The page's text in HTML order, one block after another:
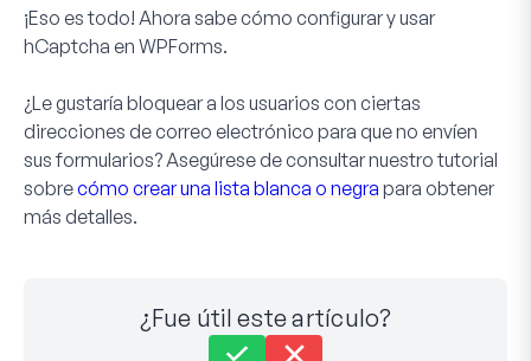
¡Eso es todo! Ahora sabe cómo configurar y usar
hCaptcha en WPForms.
¿Le gustaría bloquear a los usuarios con ciertas
direcciones de correo electrónico para que no envíen
sus formularios? Asegúrese de consultar nuestro tutorial
sobrecómo crear una lista blanca o negra para obtener
más detalles.
¿Fue útil este artículo?